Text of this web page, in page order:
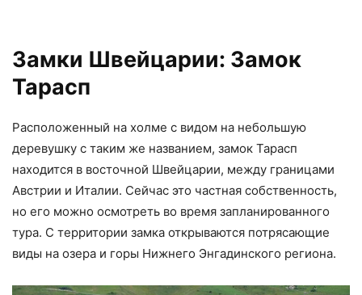
Замки Швейцарии: Замок
Тарасп
Расположенный на холме с видом на небольшую
деревушку с таким же названием, замок Тарасп
находится в восточной Швейцарии, между границами
Австрии и Италии. Сейчас это частная собственность,
но его можно осмотреть во время запланированного
тура. С территории замка открываются потрясающие
виды на озера и горы Нижнего Энгадинского региона.